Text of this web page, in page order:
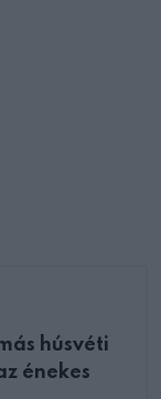
húsvéti
énekes